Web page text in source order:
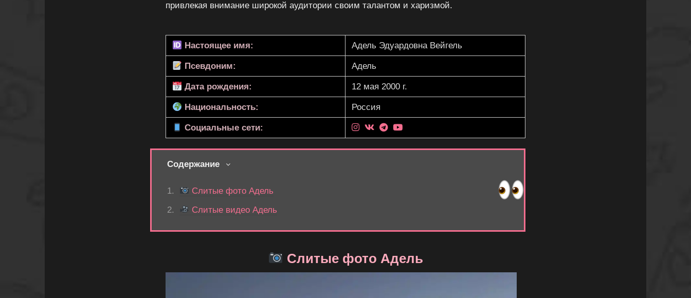
привлекая внимание широкой аудитории своим талантом и харизмой.
Настоящее имя: Адель Эдуардовна Вейгель
Псевдоним: Адель
Дата рождения: 12 мая 2000 г.
Национальность: Россия
Социальные сети:
Содержание
Слитые фото Адель
Слитые видео Адель
Слитые фото Адель